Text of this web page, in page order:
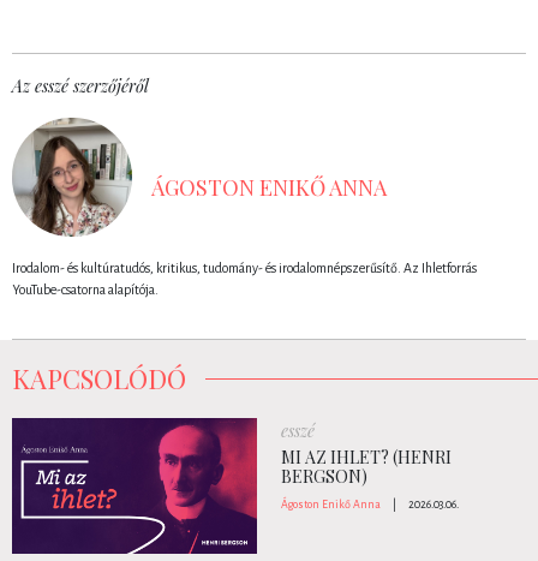
Az esszé szerzőjéről
ÁGOSTON ENIKŐ ANNA
Irodalom- és kultúratudós, kritikus, tudomány- és irodalomnépszerűsítő. Az Ihletforrás
YouTube-csatorna alapítója.
KAPCSOLÓDÓ
esszé
MI AZ IHLET? (HENRI
BERGSON)
Ágoston Enikő Anna 2026.03.06.